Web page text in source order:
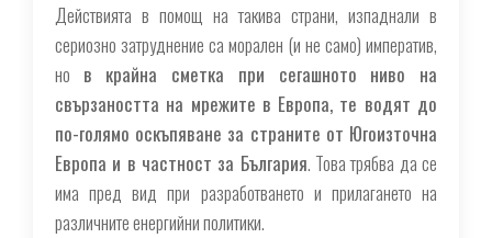
Действията в помощ на такива страни, изпаднали в
сериозно затруднение са морален (и не само) императив,
но в крайна сметка при сегашното ниво на
свързаността на мрежите в Европа, те водят до
по-голямо оскъпяване за страните от Югоизточна
Европа и в частност за България. Това трябва да се
има пред вид при разработването и прилагането на
различните енергийни политики.